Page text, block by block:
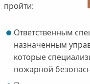
пройти:
Ответственным
назначенным
которые
пожарной